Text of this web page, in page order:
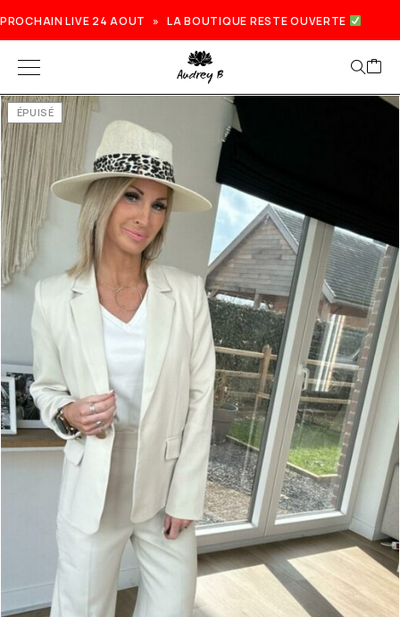
PROCHAIN LIVE 24 AOUT » LA BOUTIQUE RESTE OUVERTE
ÉPUISÉ